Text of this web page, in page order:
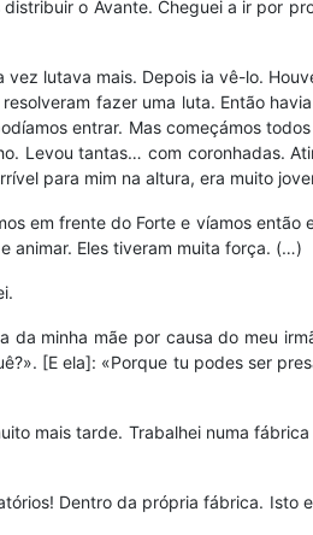
o Avante. Cheguei a ir por
lutava mais. Depois ia vê-lo.
fazer uma luta. Então
entrar. Mas começámos
Levou tantas… com coronhadas.
para mim na altura, era muito
em frente do Forte e víamos então
animar. Eles tiveram muita força. (…)
minha mãe por causa do meu
[E ela]: «Porque tu podes ser
mais tarde. Trabalhei numa
Dentro da própria fábrica. Isto